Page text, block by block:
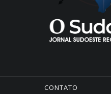
CONTATO